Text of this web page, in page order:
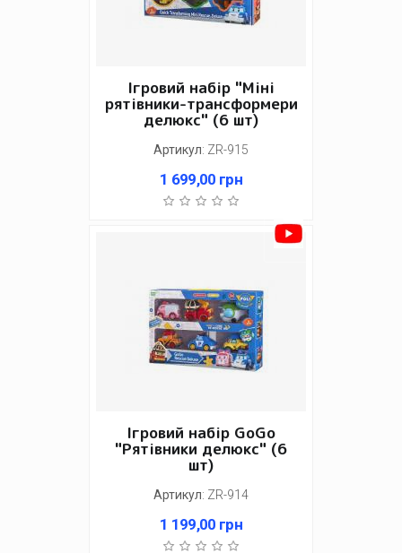
Ігровий набір "Міні
рятівники-трансформери
делюкс" (6 шт)
Артикул: ZR-915
1 699,00 грн
Ігровий набір GoGo
"Рятівники делюкс" (6
шт)
Артикул: ZR-914
1 199,00 грн